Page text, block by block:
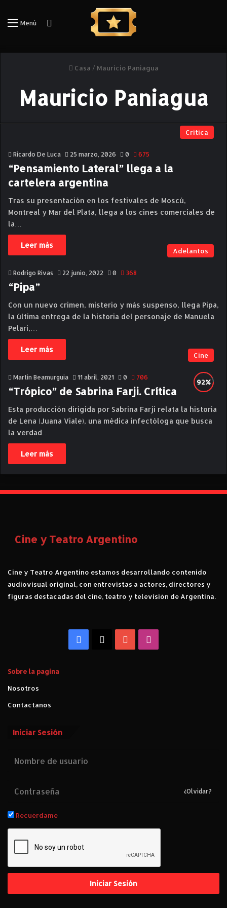
Menú Iniciar Sesión
Casa / Mauricio Paniagua
Mauricio Paniagua
Critica
Ricardo De Luca 25 marzo, 2026 0 675
“Pensamiento Lateral” llega a la
cartelera argentina
Tras su presentación en los festivales de Moscú,
Montreal y Mar del Plata, llega a los cines comerciales de
la…
Leer más
Adelantos
Rodrigo Rivas 22 junio, 2022 0 368
“Pipa”
Con un nuevo crimen, misterio y más suspenso, llega Pipa,
la última entrega de la historia del personaje de Manuela
Pelari,…
Leer más
Cine
Martin Beamurguia 11 abril, 2021 0 706
“Trópico” de Sabrina Farji. Crítica
Esta producción dirigida por Sabrina Farji relata la historia
de Lena (Juana Viale), una médica infectóloga que busca
la verdad…
Leer más
Cine y Teatro Argentino
Cine y Teatro Argentino estamos desarrollando contenido
audiovisual original, con entrevistas a actores, directores y
figuras destacadas del cine, teatro y televisión de Argentina.
Facebook YouTube
Sobre la pagina
Nosotros
Contactanos
Iniciar Sesión
¿Olvidar?
Recuérdame
Iniciar Sesión